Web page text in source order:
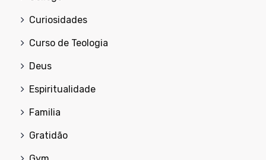
Curiosidades
Curso de Teologia
Deus
Espiritualidade
Familia
Gratidão